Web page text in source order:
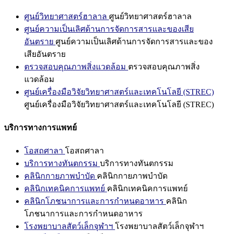
ศูนย์วิทยาศาสตร์ฮาลาล ศูนย์วิทยาศาสตร์ฮาลาล
ศูนย์ความเป็นเลิศด้านการจัดการสารและของเสีย
อันตราย ศูนย์ความเป็นเลิศด้านการจัดการสารและของ
เสียอันตราย
ตรวจสอบคุณภาพสิ่งแวดล้อม ตรวจสอบคุณภาพสิ่ง
แวดล้อม
ศูนย์เครื่องมือวิจัยวิทยาศาสตร์และเทคโนโลยี (STREC)
ศูนย์เครื่องมือวิจัยวิทยาศาสตร์และเทคโนโลยี (STREC)
บริการทางการแพทย์
โอสถศาลา โอสถศาลา
บริการทางทันตกรรม บริการทางทันตกรรม
คลินิกกายภาพบำบัด คลินิกกายภาพบำบัด
คลินิกเทคนิคการแพทย์ คลินิกเทคนิคการแพทย์
คลินิกโภชนาการและการกำหนดอาหาร คลินิก
โภชนาการและการกำหนดอาหาร
โรงพยาบาลสัตว์เล็กจุฬาฯ โรงพยาบาลสัตว์เล็กจุฬาฯ